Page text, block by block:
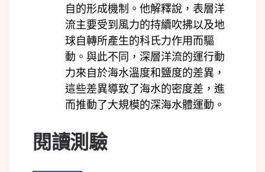
自的形成機制。他解釋說，表層洋
流主要受到風力的持續吹拂以及地
球自轉所產生的科氏力作用而驅
動。與此不同，深層洋流的運行動
力來自於海水溫度和鹽度的差異，
這些差異導致了海水的密度差，進
而推動了大規模的深海水體運動。
閱讀測驗